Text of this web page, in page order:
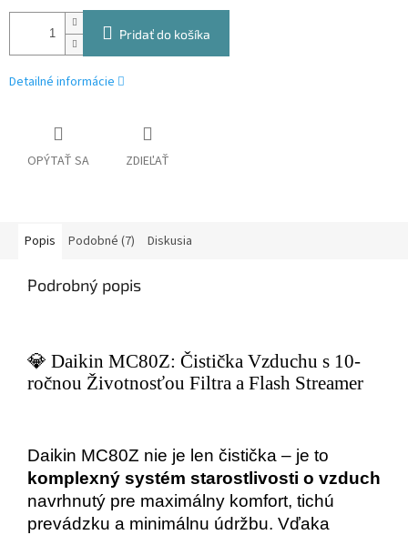
Pridať do košíka
Detailné informácie
OPÝTAŤ SA ZDIEĽAŤ
Popis Podobné (7) Diskusia
Podrobný popis
💎 Daikin MC80Z: Čistička Vzduchu s 10-
ročnou Životnosťou Filtra a Flash Streamer
Daikin MC80Z nie je len čistička – je to
komplexný systém starostlivosti o vzduch
navrhnutý pre maximálny komfort, tichú
prevádzku a minimálnu údržbu. Vďaka